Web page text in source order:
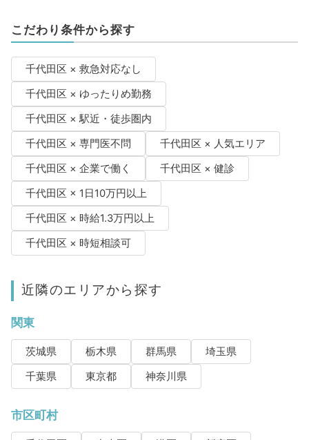
こだわり条件から探す
千代田区 × 救急対応なし
千代田区 × ゆったりめ勤務
千代田区 × 駅近・徒歩圏内
千代田区 × 専門医不問
千代田区 × 人気エリア
千代田区 × 企業で働く
千代田区 × 健診
千代田区 × 1日10万円以上
千代田区 × 時給1.3万円以上
千代田区 × 時短相談可
近隣のエリアから探す
関東
茨城県 栃木県 群馬県
埼玉県
千葉県
東京都 神奈川県
市区町村